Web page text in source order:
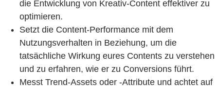
die Entwicklung von Kreativ-Content effektiver zu
optimieren.
Setzt die Content-Performance mit dem
Nutzungsverhalten in Beziehung, um die
tatsächliche Wirkung eures Contents zu verstehen
und zu erfahren, wie er zu Conversions führt.
Messt Trend-Assets oder -Attribute und achtet auf